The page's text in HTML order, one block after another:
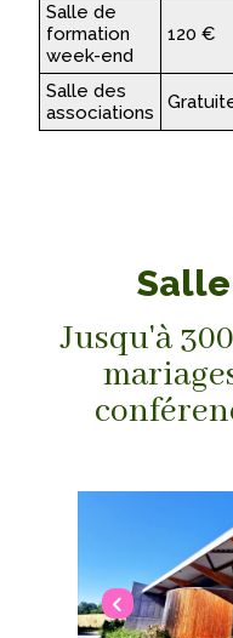
Salle de
formation
week-end
120 €
Salle des
associations
Jusqu'à